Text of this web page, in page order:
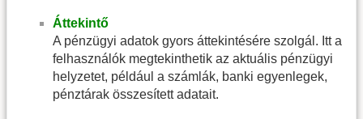
Áttekintő
A pénzügyi adatok gyors áttekintésére szolgál. Itt a
felhasználók megtekinthetik az aktuális pénzügyi
helyzetet, például a számlák, banki egyenlegek,
pénztárak összesített adatait.